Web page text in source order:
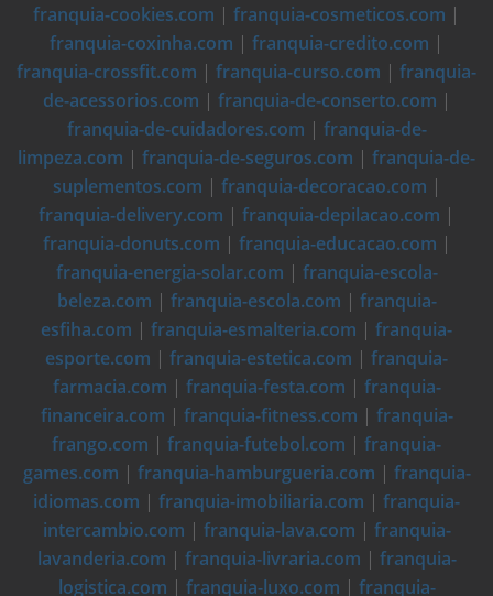
franquia-cookies.com | franquia-cosmeticos.com |
franquia-coxinha.com | franquia-credito.com |
franquia-crossfit.com | franquia-curso.com | franquia-
de-acessorios.com | franquia-de-conserto.com |
franquia-de-cuidadores.com | franquia-de-
limpeza.com | franquia-de-seguros.com | franquia-de-
suplementos.com | franquia-decoracao.com |
franquia-delivery.com | franquia-depilacao.com |
franquia-donuts.com | franquia-educacao.com |
franquia-energia-solar.com | franquia-escola-
beleza.com | franquia-escola.com | franquia-
esfiha.com | franquia-esmalteria.com | franquia-
esporte.com | franquia-estetica.com | franquia-
farmacia.com | franquia-festa.com | franquia-
financeira.com | franquia-fitness.com | franquia-
frango.com | franquia-futebol.com | franquia-
games.com | franquia-hamburgueria.com | franquia-
idiomas.com | franquia-imobiliaria.com | franquia-
intercambio.com | franquia-lava.com | franquia-
lavanderia.com | franquia-livraria.com | franquia-
logistica.com | franquia-luxo.com | franquia-